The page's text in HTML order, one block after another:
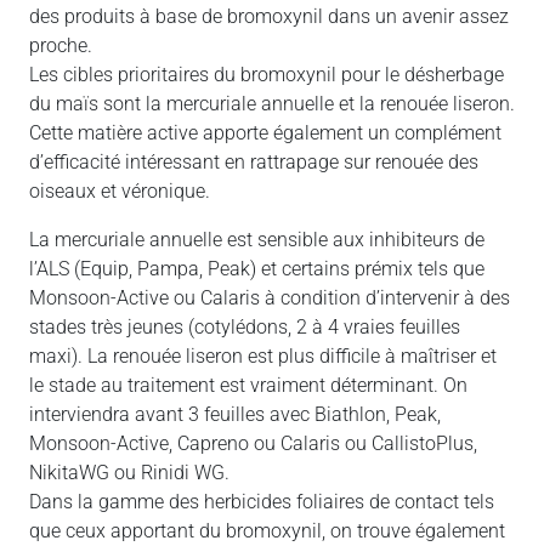
des produits à base de bromoxynil dans un avenir assez
proche.
Les cibles prioritaires du bromoxynil pour le désherbage
du maïs sont la mercuriale annuelle et la renouée liseron.
Cette matière active apporte également un complément
d’efficacité intéressant en rattrapage sur renouée des
oiseaux et véronique.
La mercuriale annuelle est sensible aux inhibiteurs de
l’ALS (Equip, Pampa, Peak) et certains prémix tels que
Monsoon-Active ou Calaris à condition d’intervenir à des
stades très jeunes (cotylédons, 2 à 4 vraies feuilles
maxi). La renouée liseron est plus difficile à maîtriser et
le stade au traitement est vraiment déterminant. On
interviendra avant 3 feuilles avec Biathlon, Peak,
Monsoon-Active, Capreno ou Calaris ou CallistoPlus,
NikitaWG ou Rinidi WG.
Dans la gamme des herbicides foliaires de contact tels
que ceux apportant du bromoxynil, on trouve également